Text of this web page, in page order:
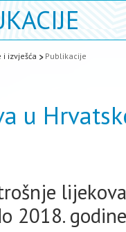
i izvješća Publikacije
u
2018.